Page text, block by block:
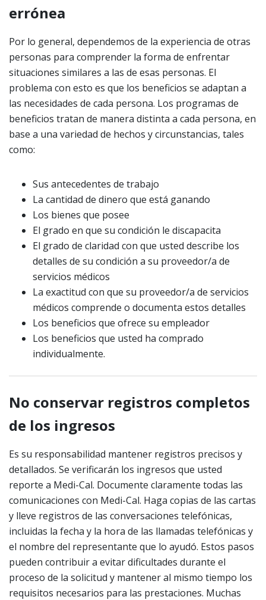
errónea
Por lo general, dependemos de la experiencia de otras
personas para comprender la forma de enfrentar
situaciones similares a las de esas personas. El
problema con esto es que los beneficios se adaptan a
las necesidades de cada persona. Los programas de
beneficios tratan de manera distinta a cada persona, en
base a una variedad de hechos y circunstancias, tales
como:
Sus antecedentes de trabajo
La cantidad de dinero que está ganando
Los bienes que posee
El grado en que su condición le discapacita
El grado de claridad con que usted describe los
detalles de su condición a su proveedor/a de
servicios médicos
La exactitud con que su proveedor/a de servicios
médicos comprende o documenta estos detalles
Los beneficios que ofrece su empleador
Los beneficios que usted ha comprado
individualmente.
No conservar registros completos
de los ingresos
Es su responsabilidad mantener registros precisos y
detallados. Se verificarán los ingresos que usted
reporte a Medi-Cal. Documente claramente todas las
comunicaciones con Medi-Cal. Haga copias de las cartas
y lleve registros de las conversaciones telefónicas,
incluidas la fecha y la hora de las llamadas telefónicas y
el nombre del representante que lo ayudó. Estos pasos
pueden contribuir a evitar dificultades durante el
proceso de la solicitud y mantener al mismo tiempo los
requisitos necesarios para las prestaciones. Muchas